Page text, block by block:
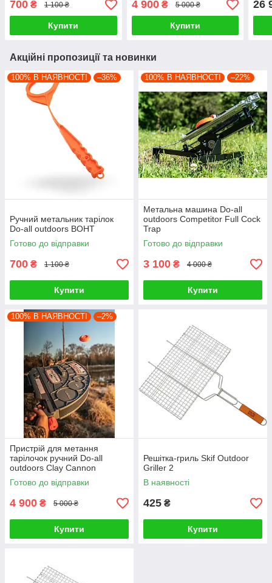
700 ₴ 1 100 ₴
Купити
4 900₴ 5 000 ₴
Купити
26
Акційні пропозиції та новинки
100% В НАЯВНОСТІ –36%
Ручний метальник тарілок
Do-all outdoors BOHT
Готово до відправки
700 ₴ 1 100 ₴
Купити
100% В НАЯВНОСТІ –22%
Метальна машина Do-all
outdoors Competitor Full Cock
Trap
Готово до відправки
3 100 ₴ 4 000 ₴
Купити
100% В НАЯВНОСТІ –2%
Пристрій для метання
тарілочок ручний Do-all
outdoors Clay Cannon
Готово до відправки
4 900 ₴ 5 000 ₴
Купити
Решітка-гриль Skif Outdoor
Griller 2
В наявності
425 ₴
Купити